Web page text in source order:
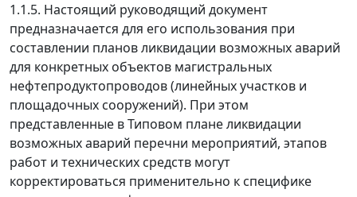
1.1.5. Настоящий руководящий документ
предназначается для его использования при
составлении планов ликвидации возможных аварий
для конкретных объектов магистральных
нефтепродуктопроводов (линейных участков и
площадочных сооружений). При этом
представленные в Типовом плане ликвидации
возможных аварий перечни мероприятий, этапов
работ и технических средств могут
корректироваться применительно к специфике